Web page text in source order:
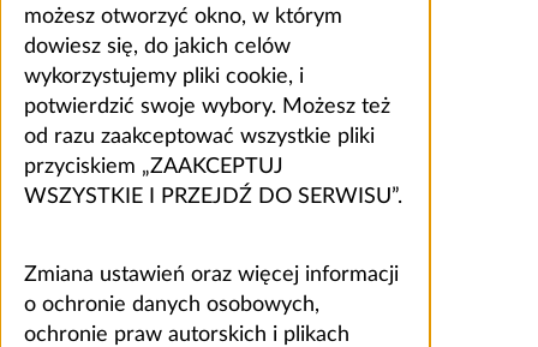
możesz otworzyć okno, w którym
dowiesz się, do jakich celów
wykorzystujemy pliki cookie, i
potwierdzić swoje wybory. Możesz też
od razu zaakceptować wszystkie pliki
przyciskiem „ZAAKCEPTUJ
WSZYSTKIE I PRZEJDŹ DO SERWISU”.
Zmiana ustawień oraz więcej informacji
o ochronie danych osobowych,
ochronie praw autorskich i plikach